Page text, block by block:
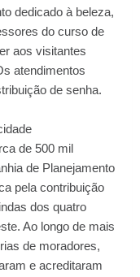
dedicado à beleza,
do curso de
aos visitantes
atendimentos
de senha.
de 500 mil
de Planejamento
pela contribuição
dos quatro
Ao longo de mais
de moradores,
e acreditaram